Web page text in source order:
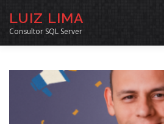
LUIZ LIMA
Consultor SQL Server
MENTORIA SQL CURSOS
ARQUIVO LINKS